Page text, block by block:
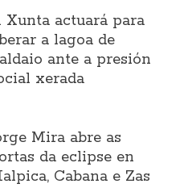
Xunta actuará para
a lagoa de
ante a presión
xerada
Mira abre as
da eclipse en
Cabana e Zas